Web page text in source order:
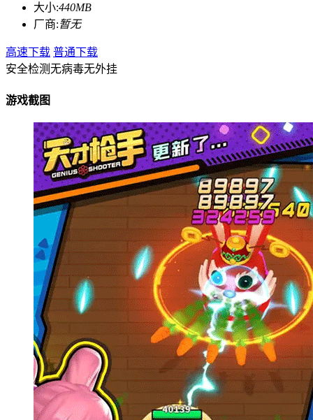
大小:440MB
厂商:暂无
高速下载 普通下载
安全检测无病毒无外挂
游戏截图